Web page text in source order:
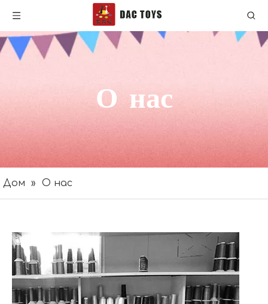
О нас
Дом » О нас